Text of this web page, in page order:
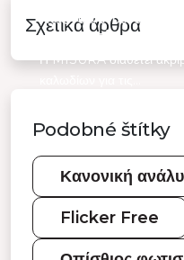
Σχετικά άρθρα
Πώς να συνδέσετε τις
υπολογιστή
Η MISURA διαθέτει
Podobné štítky
Κανονική
Flicker Free